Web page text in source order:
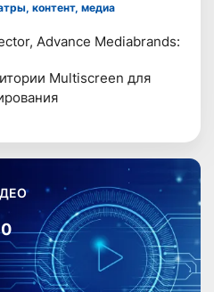
контент, медиа
Advance Mediabrands:
Multiscreen для